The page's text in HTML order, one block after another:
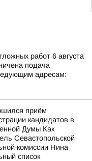
работ 6 августа
подача
адресам:
приём
кандидатов в
Думы Как
Севастопольской
комиссии Нина
список